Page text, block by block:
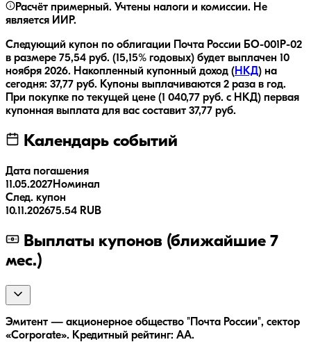
Расчёт примерный. Учтены налоги и комиссии. Не
является ИИР.
Следующий купон по облигации
Почта России БО-001P-02
в размере 75,54 руб. (15,15% годовых) будет выплачен 10
ноября 2026. Накопленный купонный доход ( НКД) на
сегодня: 37,77 руб. Купоны выплачиваются 2 раза в год.
При покупке по текущей цене (1 040,77 руб. с НКД) первая
купонная выплата для вас составит 37,77 руб.
Календарь событий
Дата погашения
11.05.2027Номинал
След. купон
10.11.202675.54 RUB
Выплаты купонов (ближайшие 7
мес.)
Эмитент — акционерное общество "Почта России", сектор
«Corporate». Кредитный рейтинг: AA.